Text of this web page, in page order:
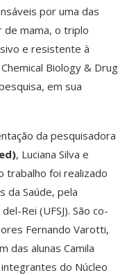
por uma das
de mama, o triplo
e resistente à
Biology & Drug
em sua
da pesquisadora
, Luciana Silva e
trabalho foi realizado
da Saúde, pela
Rei (UFSJ). São co-
Fernando Varotti,
das alunas Camila
do Núcleo